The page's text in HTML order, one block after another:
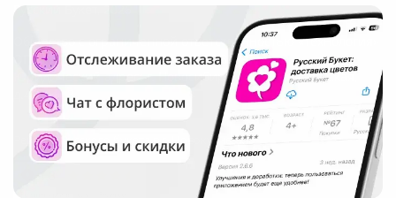
Русский Букет, 2026
Общество с ограниченной ответственностью «Технология»
ОГРН: 1195476081745, ИНН: 5410081997
Юридический адрес: г. Новосибирск, ул. Ипподромская,
д.42, оф. 3
Рейтинг Русского букета в г. Новокузнецк